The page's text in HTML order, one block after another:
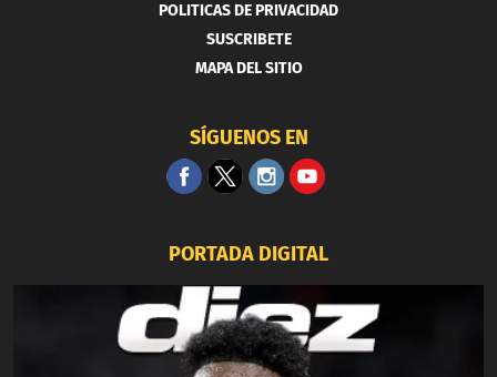
POLITICAS DE PRIVACIDAD
SUSCRIBETE
MAPA DEL SITIO
SÍGUENOS EN
PORTADA DIGITAL